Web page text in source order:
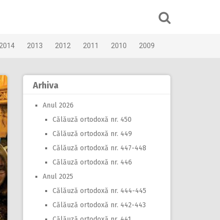
2013 2012 2011 2010 2009
Arhiva
Anul 2026
Călăuză ortodoxă nr. 450
Călăuză ortodoxă nr. 449
Călăuză ortodoxă nr. 447-448
Călăuză ortodoxă nr. 446
Anul 2025
Călăuză ortodoxă nr. 444-445
Călăuză ortodoxă nr. 442-443